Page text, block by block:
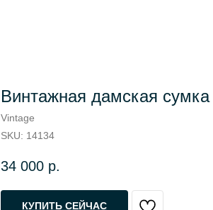
Винтажная дамская
Vintage
SKU: 14134
34 000 р.
КУПИТЬ СЕЙЧАС